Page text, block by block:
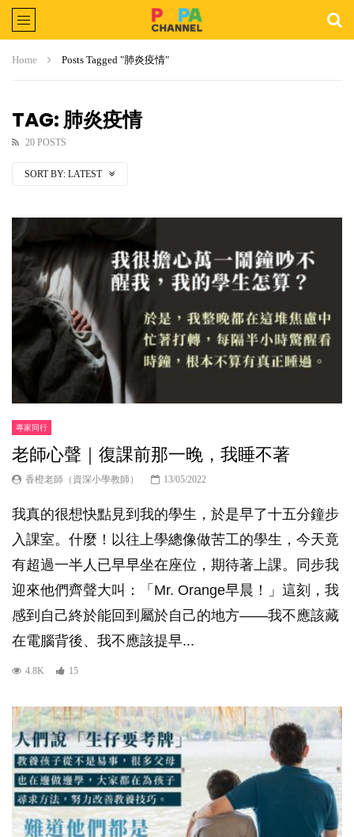
Home Posts Tagged "肺炎疫情"
TAG: 肺炎疫情
20 POSTS
SORT BY: LATEST
專家同行
老師心聲｜復課前那一晚，我睡不著
香橙老師（資深小學教師） 13/05/2022
我真的很想快點見到我的學生，於是早了十五分鐘步
入課室。什麼！以往上學總像做苦工的學生，今天竟
有超過一半人已早早坐在座位，期待著上課。同步我
迎來他們齊聲大叫：「Mr. Orange早晨！」這刻，我
感到自己終於能回到屬於自己的地方——我不應該藏
在電腦背後、我不應該提早...
4.8K 15